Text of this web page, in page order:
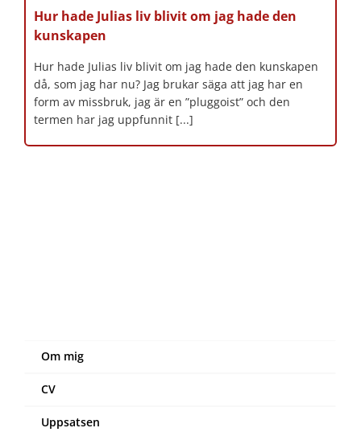
Hur hade Julias liv blivit om jag hade den
kunskapen
Hur hade Julias liv blivit om jag hade den kunskapen
då, som jag har nu? Jag brukar säga att jag har en
form av missbruk, jag är en ”pluggoist” och den
termen har jag uppfunnit [...]
Om mig
CV
Uppsatsen